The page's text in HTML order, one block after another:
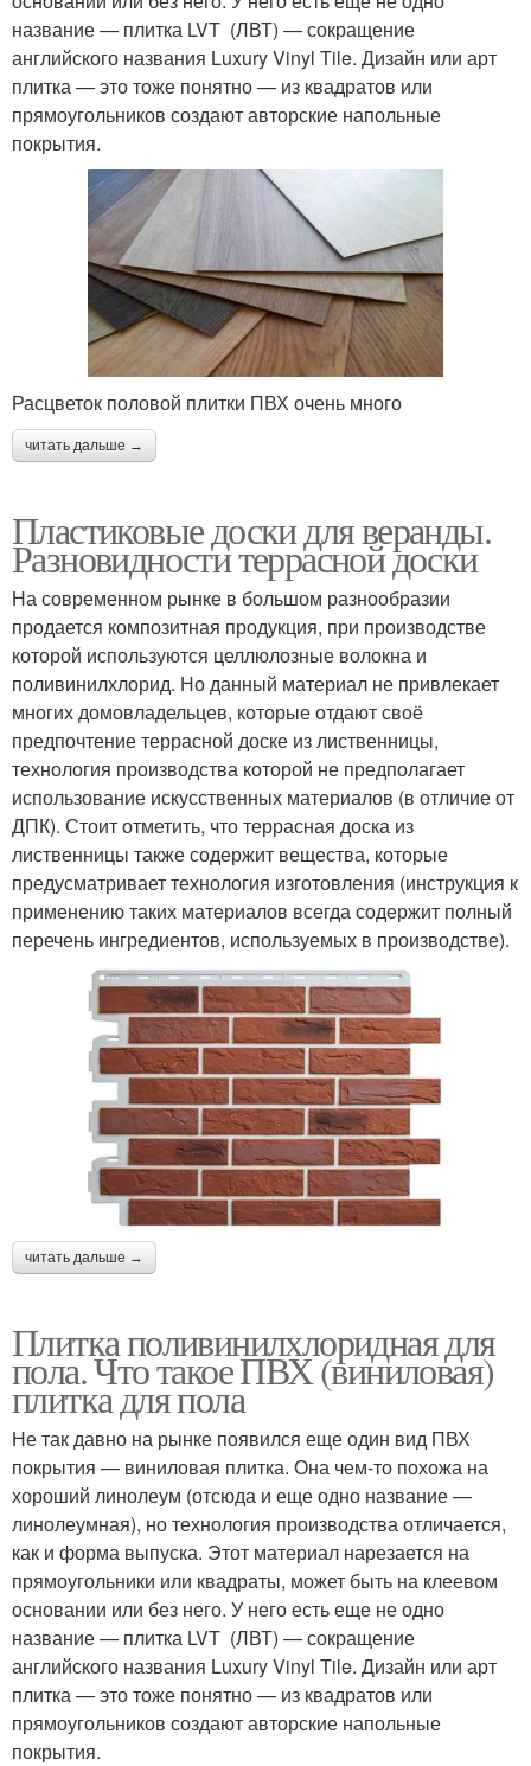
название — плитка LVT (ЛВТ) — сокращение
английского названия Luxury Vinyl Tile. Дизайн или арт
плитка — это тоже понятно — из квадратов или
прямоугольников создают авторские напольные
покрытия.
Расцветок половой плитки ПВХ очень много
читать дальше →
Пластиковые доски для веранды.
Разновидности террасной доски
На современном рынке в большом разнообразии
продается композитная продукция, при производстве
которой используются целлюлозные волокна и
поливинилхлорид. Но данный материал не привлекает
многих домовладельцев, которые отдают своё
предпочтение террасной доске из лиственницы,
технология производства которой не предполагает
использование искусственных материалов (в отличие от
ДПК). Стоит отметить, что террасная доска из
лиственницы также содержит вещества, которые
предусматривает технология изготовления (инструкция к
применению таких материалов всегда содержит полный
перечень ингредиентов, используемых в производстве).
читать дальше →
Плитка поливинилхлоридная для
пола. Что такое ПВХ (виниловая)
плитка для пола
Не так давно на рынке появился еще один вид ПВХ
покрытия — виниловая плитка. Она чем-то похожа на
хороший линолеум (отсюда и еще одно название —
линолеумная), но технология производства отличается,
как и форма выпуска. Этот материал нарезается на
прямоугольники или квадраты, может быть на клеевом
основании или без него. У него есть еще не одно
название — плитка LVT (ЛВТ) — сокращение
английского названия Luxury Vinyl Tile. Дизайн или арт
плитка — это тоже понятно — из квадратов или
прямоугольников создают авторские напольные
покрытия.